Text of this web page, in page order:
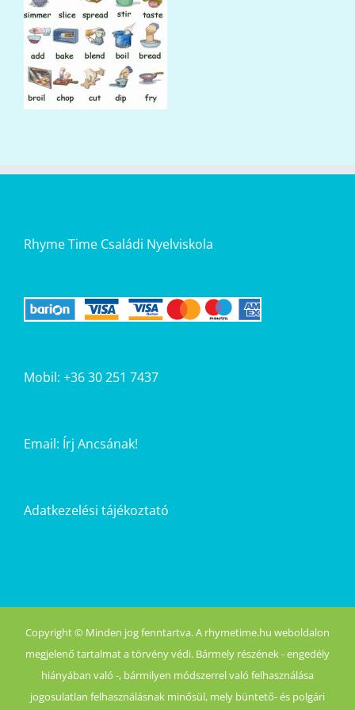
Rhyme Time Családi Nyelviskola
Mobil: +36 30 251 7437
Email: Írj Ancsának!
Adatkezelési tájékoztató
Copyright © Minden jog fenntartva. A rhymetime.hu weboldalon
megjelenő tartalmat a törvény védi. Bármely részének - engedély
hiányában való -, bármilyen módszerrel való felhasználása
jogosulatlan felhasználásnak minősül, mely büntető- és polgári